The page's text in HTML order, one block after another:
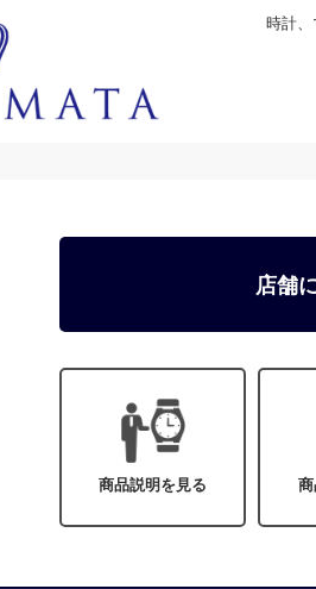
時計、
店舗
商品説明を見る